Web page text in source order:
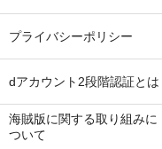
プライバシーポリシー
dアカウント2段階認証とは
海賊版に関する取り組みに
ついて